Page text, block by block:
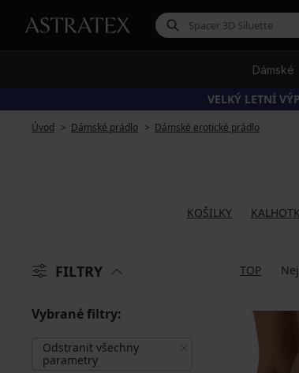
Dámské
VELKÝ LETNÍ
Úvod Dámské prádlo Dámské erotické prádlo
KOŠILKY
FILTRY TOP
Vybrané filtry:
Odstranit všechny
parametry